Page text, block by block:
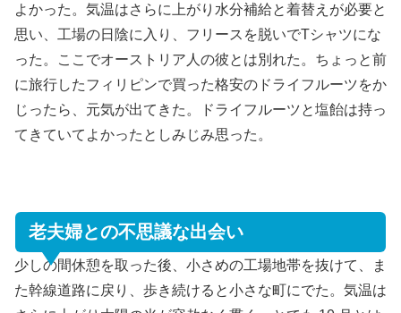
よかった。気温はさらに上がり水分補給と着替えが必要と
思い、工場の日陰に入り、フリースを脱いでTシャツにな
った。ここでオーストリア人の彼とは別れた。ちょっと前
に旅行したフィリピンで買った格安のドライフルーツをか
じったら、元気が出てきた。ドライフルーツと塩飴は持っ
てきていてよかったとしみじみ思った。
老夫婦との不思議な出会い
少しの間休憩を取った後、小さめの工場地帯を抜けて、ま
た幹線道路に戻り、歩き続けると小さな町にでた。気温は